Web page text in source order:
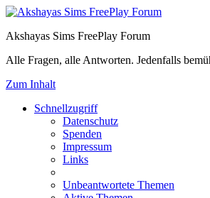
Akshayas Sims FreePlay Forum
Alle Fragen, alle Antworten. Jedenfalls
Zum Inhalt
Schnellzugriff
Datenschutz
Spenden
Impressum
Links
Unbeantwortete Themen